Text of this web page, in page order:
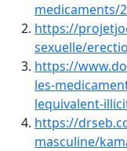
medicaments/
https://
sexuelle/
https://
les-
lequivalent-
https://
masculine/